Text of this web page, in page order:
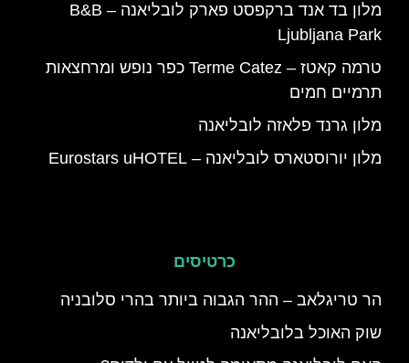
מלון בד אנד ברקפסט פארק לובליאנה – B&B
Ljubljana Park
טרמה קאטז – Terme Catez כפר נופש ומרחצאות
תרמיים חמים
מלון גרנד פלאזה לובליאנה
מלון יורוסטארס לובליאנה – Eurostars uHOTEL
כרטיסים
הר טריגלאב – ההר הגבוה ביותר בהרי סלובניה
שוק האוכל בלובליאנה